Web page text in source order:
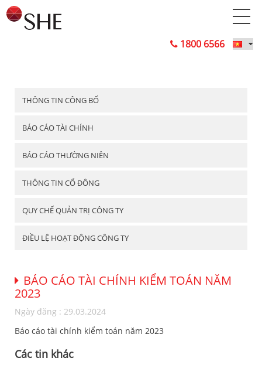
1800 6566
THÔNG TIN CÔNG BỐ
BÁO CÁO TÀI CHÍNH
BÁO CÁO THƯỜNG NIÊN
THÔNG TIN CỔ ĐÔNG
QUY CHẾ QUẢN TRỊ CÔNG TY
ĐIỀU LỆ HOẠT ĐỘNG CÔNG TY
BÁO CÁO TÀI CHÍNH KIỂM TOÁN NĂM
2023
Ngày đăng : 29.03.2024
Báo cáo tài chính kiểm toán năm 2023
Các tin khác